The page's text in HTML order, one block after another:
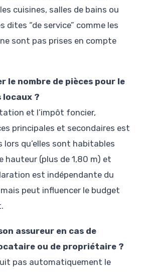
cuisines, salles de bains ou
dites “de service” comme les
sont pas prises en compte
le nombre de pièces pour le
locaux ?
et l’impôt foncier,
principales et secondaires est
lors qu’elles sont habitables
hauteur (plus de 1,80 m) et
est indépendante du
peut influencer le budget
assureur en cas de
ou de propriétaire ?
pas automatiquement le